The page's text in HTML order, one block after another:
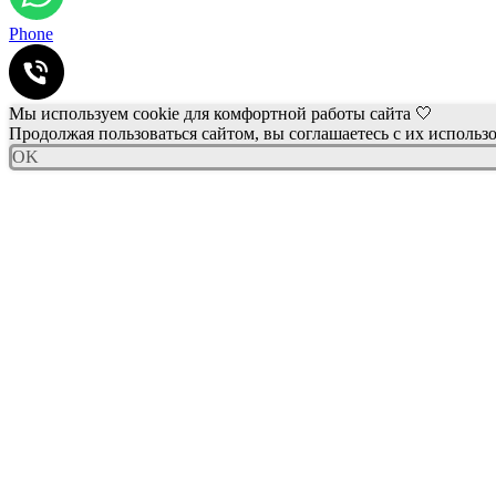
Phone
Мы используем cookie для комфортной работы сайта 🤍
Продолжая пользоваться сайтом, вы соглашаетесь с их
OK